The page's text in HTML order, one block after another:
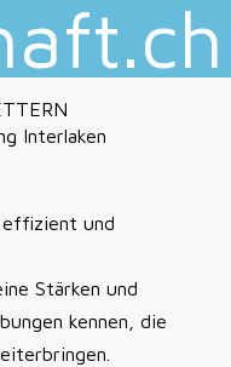
Interlaken
effizient und
Stärken und
kennen, die